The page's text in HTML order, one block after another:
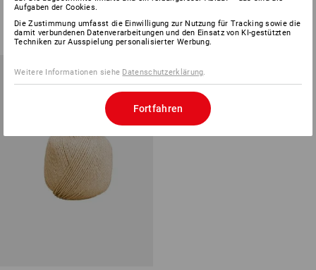
1 Farbe
Grundpreis:CHF 0.42/Meter
(m. MwSt.) ab 6 Stück
2 Varianten
Grundpreis: CHF 29.19/kg
(m. MwSt.) ab 40 Stück
Aufgaben der Cookies.
Die Zustimmung umfasst die Einwilligung zur Nutzung für Tracking sowie die
damit verbundenen Datenverarbeitungen und den Einsatz von KI-gestützten
Techniken zur Ausspielung personalisierter Werbung.
Weitere Informationen siehe Datenschutzerklärung
Fortfahren